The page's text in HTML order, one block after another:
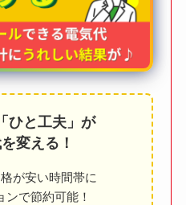
ひと工夫」が
変える！
が安い時間帯に
ンで節約可能！